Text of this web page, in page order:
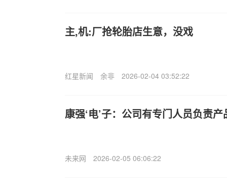
主,机:厂抢轮胎店生意，没戏
红星新闻 余非 2026-02-04 03:52:22
康强‘电’子：公司有专门人员负责
未来网 2026-02-05 06:06:22